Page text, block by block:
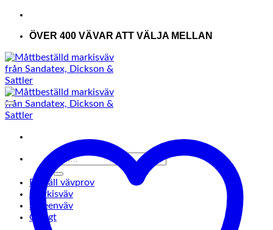
ÖVER 400 VÄVAR ATT VÄLJA MELLAN
efter:
Beställ vävprov
Markisväv
Screenväv
Övrigt